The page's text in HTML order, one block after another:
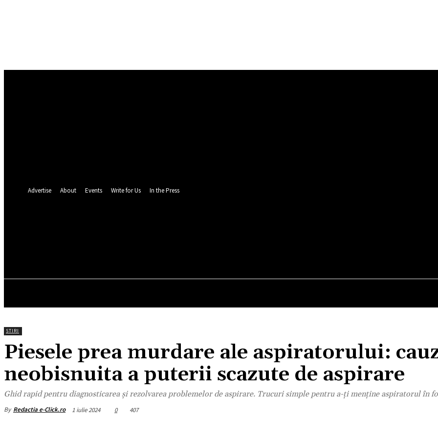
Advertise About Events Write for Us In the Press
STIRI
Piesele prea murdare ale aspiratorului:
neobisnuita a puterii scazute de aspirare
Ghid rapid pentru diagnosticarea și rezolvarea problemelor de aspirare. Trucuri simple pentru a-ți menține aspiratorul în
By Redactia e-Click.ro 1 iulie 2024 0 407